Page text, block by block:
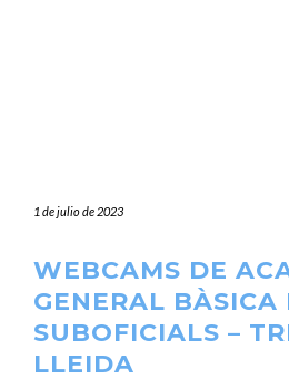
1 de julio de 2023
WEBCAMS DE
GENERAL BÀSICA
SUBOFICIALS –
LLEIDA